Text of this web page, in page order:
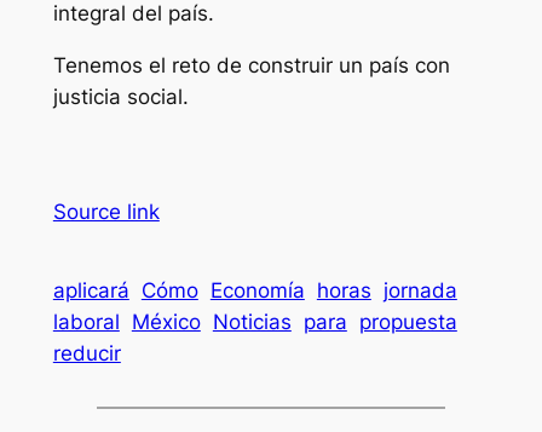
integral del país.
Tenemos el reto de construir un país con
justicia social.
Source link
aplicará Cómo Economía horas jornada
laboral México Noticias para propuesta
reducir